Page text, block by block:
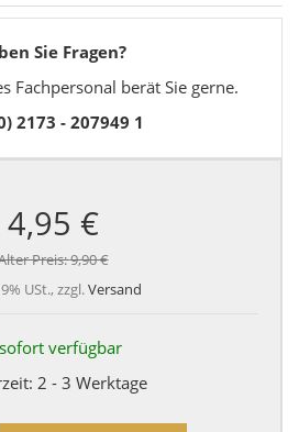
Sie Fragen?
Fachpersonal berät Sie gerne.
2173 - 207949 1
4,95 €
Preis:9,90 €
USt., zzgl.Versand
sofort verfügbar
2 - 3 Werktage